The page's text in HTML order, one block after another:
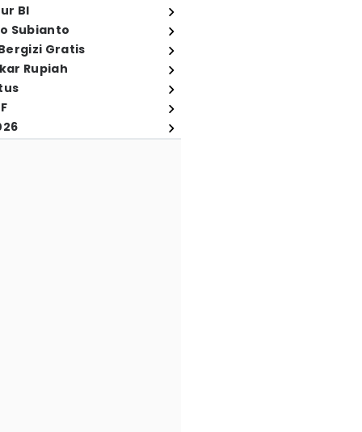
BI
Subianto
Gratis
Rupiah